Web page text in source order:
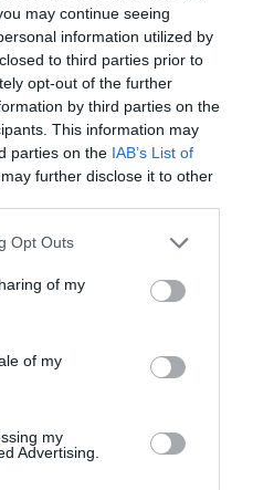
may continue seeing
information utilized by
to third parties prior to
opt-out of the further
by third parties on the
This information may
parties on the IAB’s List of
further disclose it to other
uses one or more Google
behaviour. You may click to
and its third-party tags to
purposes in below Google
Opt Outs
of my
of my
my
Advertising.
űrtávcsövek legfrissebb
legnagyobb objektum
és különböző
a következő 10
és az
az összeolvadás
felében történt